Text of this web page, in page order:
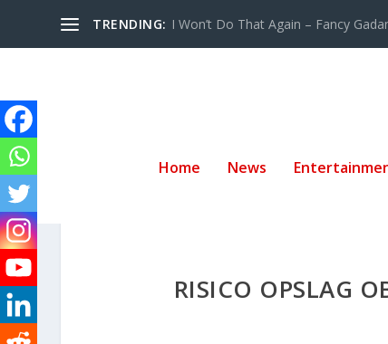
TRENDING: I Won’t Do That Again – Fancy
Home News
RISICO OPSLAG